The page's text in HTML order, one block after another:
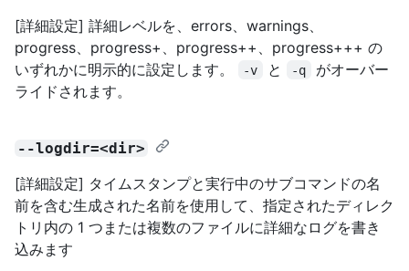
[詳細設定] 詳細レベルを、errors、warnings、
progress、progress+、progress++、progress+++ の
いずれかに明示的に設定します。
-v と -q
がオーバー
ライドされます。
--logdir=<dir>
[詳細設定] タイムスタンプと実行中のサブコマンドの名
前を含む生成された名前を使用して、指定されたディレク
トリ内の 1 つまたは複数のファイルに詳細なログを書き
込みます